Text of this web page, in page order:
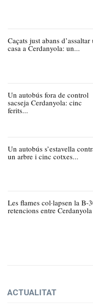
Caçats just abans d’assaltar
casa a Cerdanyola: un...
Un autobús fora de control
sacseja Cerdanyola: cinc
ferits...
Un autobús s’estavella
un arbre i cinc cotxes...
Les flames col·lapsen la B-
retencions entre
ACTUALITAT